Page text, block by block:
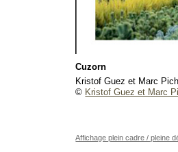
Cuzorn
Kristof Guez et Marc
© Kristof Guez et Marc
Affichage plein cadre / pleine